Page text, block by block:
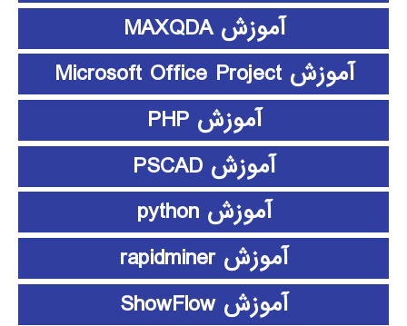
آموزش MAXQDA
آموزش Microsoft Office Project
آموزش PHP
آموزش PSCAD
آموزش python
آموزش rapidminer
آموزش ShowFlow